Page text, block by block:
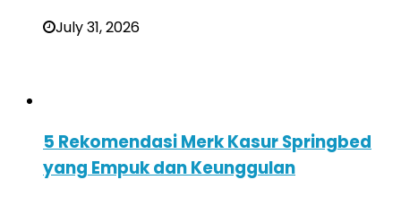
July 31, 2026
5 Rekomendasi Merk Kasur Springbed
yang Empuk dan Keunggulan